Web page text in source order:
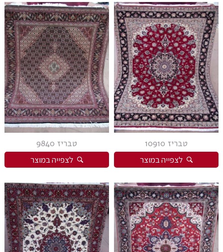
טבריז 10910
לצפייה במוצר
טבריז 9840
לצפייה במוצר